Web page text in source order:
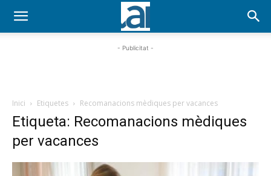
- Publicitat -
Inici Etiquetes Recomanacions mèdiques per vacances
Etiqueta: Recomanacions mèdiques
per vacances